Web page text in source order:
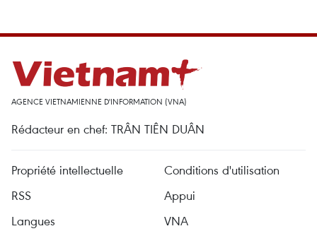
AGENCE VIETNAMIENNE D'INFORMATION (VNA)
Rédacteur en chef: TRÂN TIÊN DUÂN
Propriété intellectuelle
Conditions d'utilisation
RSS
Appui
Langues
VNA